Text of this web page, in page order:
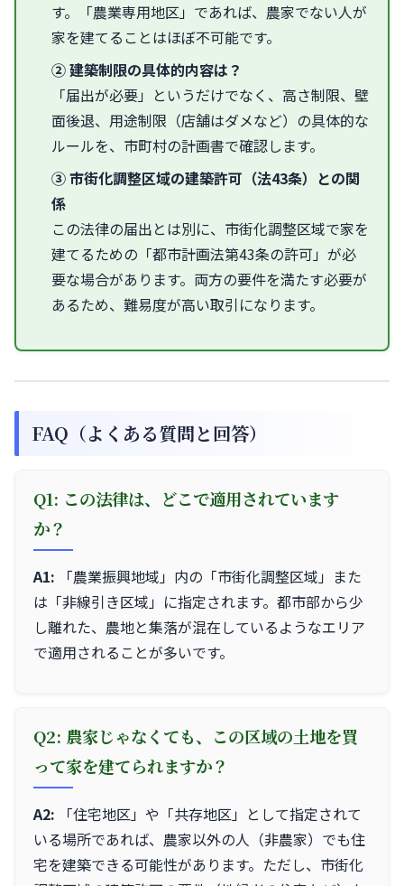
す。「農業専用地区」であれば、農家でない人が
家を建てることはほぼ不可能です。
② 建築制限の具体的内容は？
「届出が必要」というだけでなく、高さ制限、壁
面後退、用途制限（店舗はダメなど）の具体的な
ルールを、市町村の計画書で確認します。
③ 市街化調整区域の建築許可（法43条）との関
係
この法律の届出とは別に、市街化調整区域で家を
建てるための「都市計画法第43条の許可」が必
要な場合があります。両方の要件を満たす必要が
あるため、難易度が高い取引になります。
FAQ（よくある質問と回答）
Q1: この法律は、どこで適用されています
か？
A1: 「農業振興地域」内の「市街化調整区域」また
は「非線引き区域」に指定されます。都市部から少
し離れた、農地と集落が混在しているようなエリア
で適用されることが多いです。
Q2: 農家じゃなくても、この区域の土地を買
って家を建てられますか？
A2: 「住宅地区」や「共存地区」として指定されて
いる場所であれば、農家以外の人（非農家）でも住
宅を建築できる可能性があります。ただし、市街化